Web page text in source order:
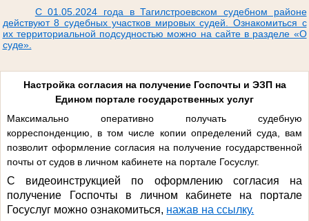
С 01.05.2024 года в Тагилстроевском судебном районе
действуют 8 судебных участков мировых судей. Ознакомиться с
их территориальной подсудностью можно на сайте в разделе «О
суде».
Настройка согласия на получение Госпочты и ЭЗП на
Едином портале государственных услуг
Максимально оперативно получать судебную
корреспонденцию, в том числе копии определений суда, вам
позволит оформление согласия на получение государственной
почты от судов в личном кабинете на портале Госуслуг.
С видеоинструкцией по оформлению согласия на
получение Госпочты в личном кабинете на портале
Госуслуг можно ознакомиться, нажав на ссылку.